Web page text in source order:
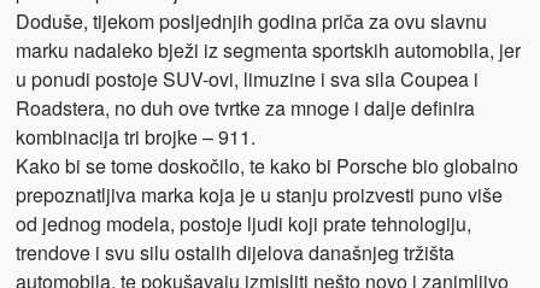
Doduše, tijekom posljednjih godina priča za ovu slavnu
marku nadaleko bježi iz segmenta sportskih automobila, jer
u ponudi postoje SUV-ovi, limuzine i sva sila Coupea i
Roadstera, no duh ove tvrtke za mnoge i dalje definira
kombinacija tri brojke – 911.
Kako bi se tome doskočilo, te kako bi Porsche bio globalno
prepoznatljiva marka koja je u stanju proizvesti puno više
od jednog modela, postoje ljudi koji prate tehnologiju,
trendove i svu silu ostalih dijelova današnjeg tržišta
automobila, te pokušavaju izmisliti nešto novo i zanimljivo